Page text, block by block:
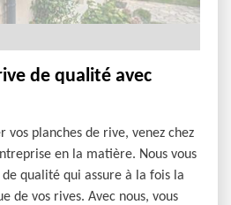
de qualité avec
vos planches de rive, venez chez
en la matière. Nous vous
qualité qui assure à la fois la
de vos rives. Avec nous, vous